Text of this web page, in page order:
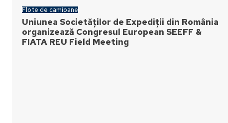
Flote de camioane
Uniunea Societăților de Expediții din România
organizează Congresul European SEEFF &
FIATA REU Field Meeting